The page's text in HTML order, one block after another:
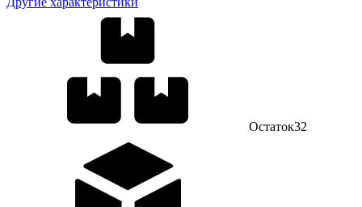
Остаток32